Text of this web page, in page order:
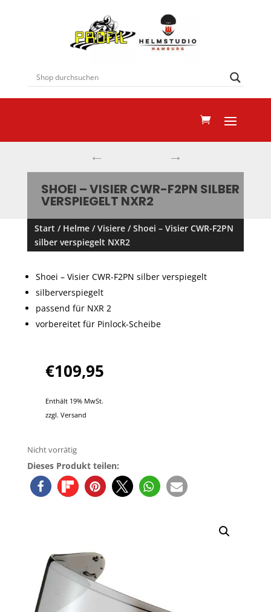
← →
SHOEI – VISIER CWR-F2PN SILBER
VERSPIEGELT NXR2
Dieses Produkt teilen:
Start / Helme/Visiere/ Shoei – Visier CWR-F2PN
silber verspiegelt NXR2
Shoei – Visier CWR-F2PN silber verspiegelt
silberverspiegelt
passend für NXR 2
vorbereitet für Pinlock-Scheibe
€109,95
Enthält 19% MwSt.
zzgl. Versand
Nicht vorrätig